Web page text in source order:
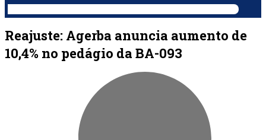
Reajuste: Agerba anuncia aumento de
10,4% no pedágio da BA-093